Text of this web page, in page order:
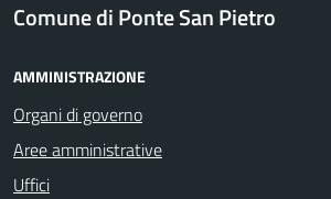
Comune di Ponte San Pietro
AMMINISTRAZIONE
Organi di governo
Aree amministrative
Uffici